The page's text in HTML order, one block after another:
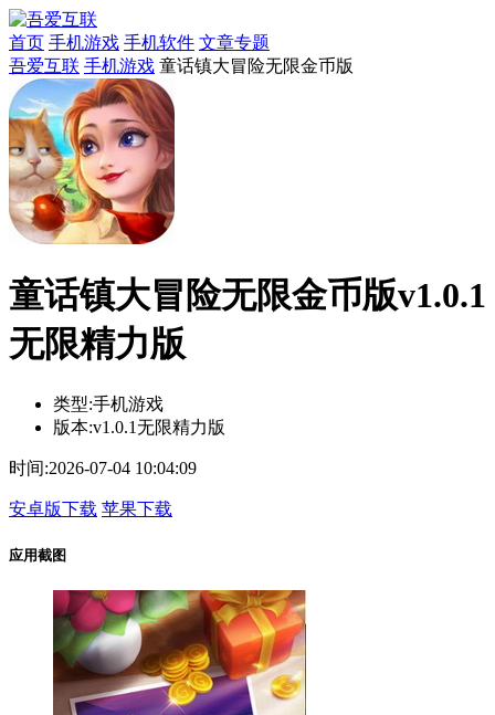
首页 手机游戏 手机软件 文章专题
吾爱互联 手机游戏 童话镇大冒险无限金币版
童话镇大冒险无限金币版v1.0.1
无限精力版
类型:手机游戏
版本:v1.0.1无限精力版
时间:2026-07-04 10:04:09
安卓版下载 苹果下载
应用截图